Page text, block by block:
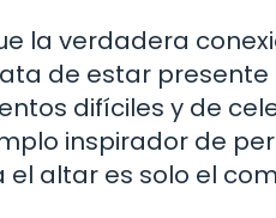
la verdadera
de estar
difíciles y de
inspirador de
altar es solo el